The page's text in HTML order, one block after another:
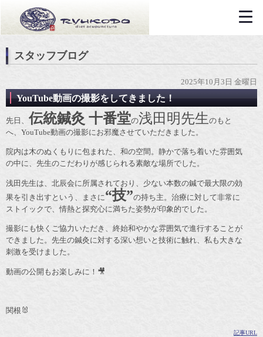
スタッフブログ
2025年10月3日 金曜日
YouTube動画の撮影をしてきました！
先日、 伝統鍼灸 十番堂の浅田明先生のもと
へ、YouTube動画の撮影にお邪魔させていただきました。
院内は木のぬくもりに包まれた、和の空間。静かで落ち着いた雰囲気
の中に、先生のこだわりが感じられる素敵な場所でした。
浅田先生は、北辰会に所属されており、少ない本数の鍼で最大限の効
果を引き出すという、まさに “技”の持ち主。治療に対して非常に
ストイックで、情熱と探究心に満ちた姿勢が印象的でした。
撮影にも快くご協力いただき、終始和やかな雰囲気で進行することが
できました。先生の鍼灸に対する深い想いと技術に触れ、私も大きな
刺激を受けました。
動画の公開もお楽しみに！🎥
関根🐰
記事URL